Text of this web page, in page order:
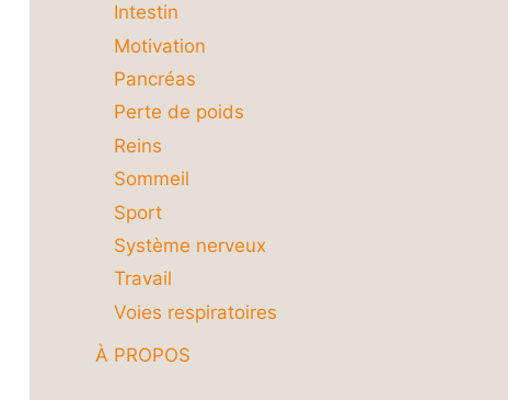
Intestin
Motivation
Pancréas
Perte de poids
Reins
Sommeil
Sport
Système nerveux
Travail
Voies respiratoires
À PROPOS